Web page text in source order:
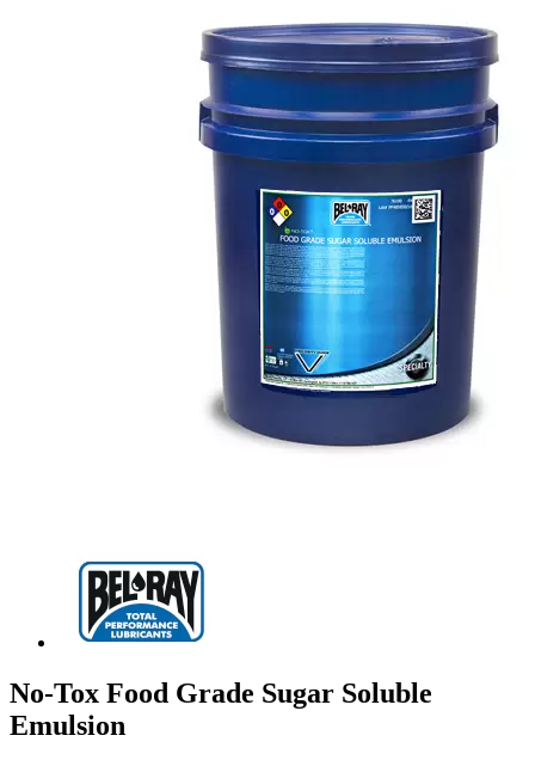
No-Tox Food Grade Sugar Soluble
Emulsion